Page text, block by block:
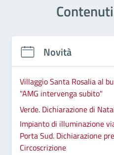
Novità
Villaggio Santa Rosalia al
"AMG intervenga subito"
Verde. Dichiarazione di
Impianto di illuminazione
Porta Sud. Dichiarazione
Circoscrizione